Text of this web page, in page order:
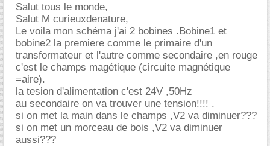
Salut tous le monde,
Salut M curieuxdenature,
Le voila mon schéma j'ai 2 bobines .Bobine1 et
bobine2 la premiere comme le primaire d'un
transformateur et l'autre comme secondaire ,en rouge
c'est le champs magétique (circuite magnétique
=aire).
la tesion d'alimentation c'est 24V ,50Hz
au secondaire on va trouver une tension!!!! .
si on met la main dans le champs ,V2 va diminuer???
si on met un morceau de bois ,V2 va diminuer
aussi???